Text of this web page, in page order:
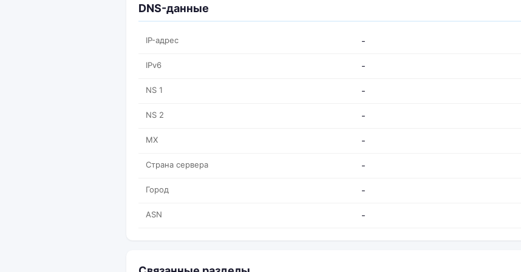
DNS-данные
IP-адрес -
IPv6 -
NS 1 -
NS 2 -
MX -
Страна сервера -
Город -
ASN -